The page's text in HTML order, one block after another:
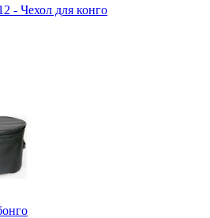
- Чехол для конго